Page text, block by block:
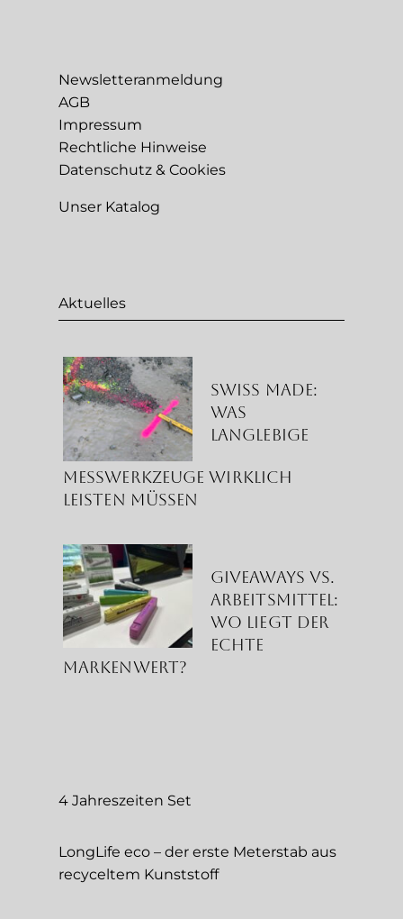
Newsletteranmeldung
AGB
Impressum
Rechtliche Hinweise
Datenschutz & Cookies
Unser Katalog
Aktuelles
Swiss Made:
Was
langlebige
Messwerkzeuge wirklich
leisten müssen
Giveaways vs.
Arbeitsmittel:
Wo liegt der
echte
Markenwert?
4 Jahreszeiten Set
LongLife eco – der erste Meterstab aus
recyceltem Kunststoff